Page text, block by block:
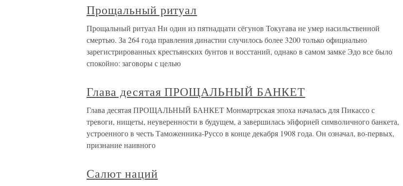
Прощальный ритуал
Прощальный ритуал Ни один из пятнадцати сёгунов Токугава не умер насильственной
смертью. За 264 года правления династии случилось более 3200 только официально
зарегистрированных крестьянских бунтов и восстаний, однако в самом замке Эдо все было
спокойно: заговоры с целью
Глава десятая ПРОЩАЛЬНЫЙ БАНКЕТ
Глава десятая ПРОЩАЛЬНЫЙ БАНКЕТ Монмартрская эпоха началась для Пикассо с
тревоги, нищеты, неуверенности в будущем, а завершилась эйфорией символичного банкета,
устроенного в честь Таможенника-Руссо в конце декабря 1908 года. Он означал, во-первых,
признание наивного
Салют наций